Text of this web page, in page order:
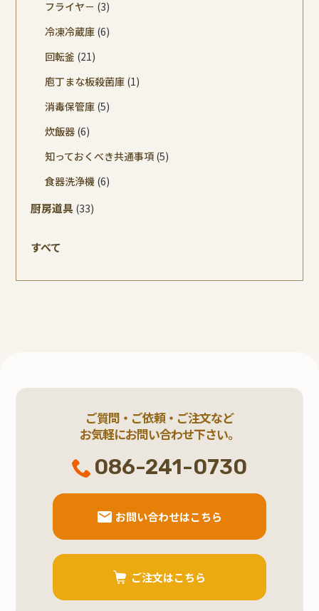
フライヤ－ (3)
冷凍冷蔵庫 (6)
回転釜 (21)
庖丁まな板殺菌庫 (1)
消毒保管庫 (5)
炊飯器 (6)
知っておくべき共通事項 (5)
食器洗浄機 (6)
厨房道具 (33)
すべて
ご質問・ご依頼・ご注文など
お気軽にお問い合わせ下さい。
086-241-0730
お問い合わせはこちら
ご注文はこちら